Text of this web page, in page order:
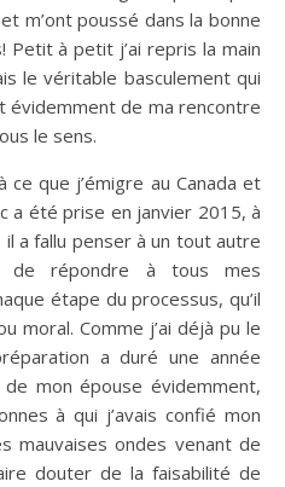
m’ont poussé dans la bonne
Petit à petit j’ai repris la main
le véritable basculement qui
évidemment de ma rencontre
le sens.
ce que j’émigre au Canada et
a été prise en janvier 2015, à
a fallu penser à un tout autre
de répondre à tous mes
étape du processus, qu’il
moral. Comme j’ai déjà pu le
a duré une année
mon épouse évidemment,
à qui j’avais confié mon
mauvaises ondes venant de
douter de la faisabilité de